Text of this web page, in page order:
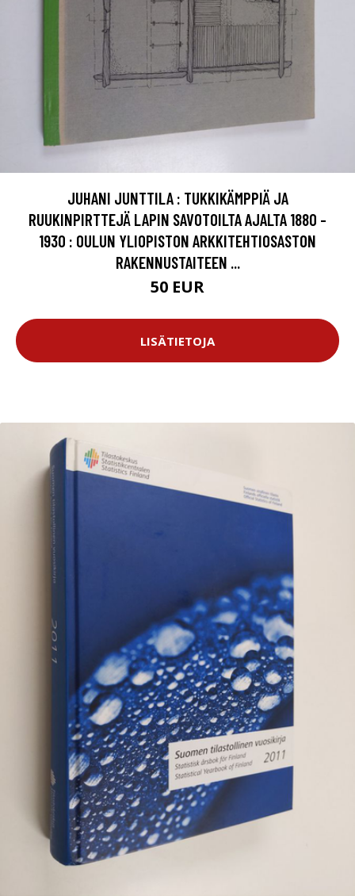
JUHANI JUNTTILA : TUKKIKÄMPPIÄ JA
RUUKINPIRTTEJÄ LAPIN SAVOTOILTA AJALTA 1880 -
1930 : OULUN YLIOPISTON ARKKITEHTIOSASTON
RAKENNUSTAITEEN ...
50 EUR
LISÄTIETOJA